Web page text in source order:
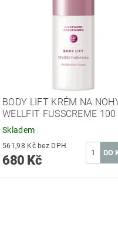
BODY LIFT KRÉM NA
WELLFIT FUSSCREME 100
Skladem
561,98 Kč bez DPH
680 Kč